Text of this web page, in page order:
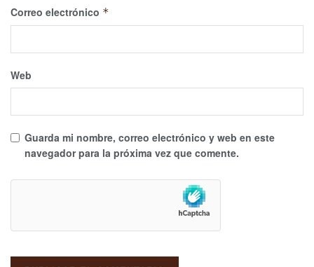
Correo electrónico *
Web
Guarda mi nombre, correo electrónico y web en este
navegador para la próxima vez que comente.